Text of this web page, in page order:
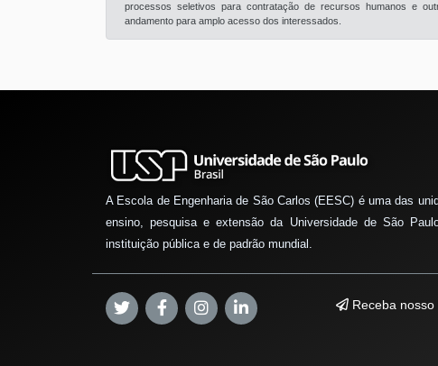
processos seletivos para contratação de recursos humanos e
andamento para amplo acesso dos interessados.
A Escola de Engenharia de São Carlos (EESC) é uma das
ensino, pesquisa e extensão da Universidade de São
instituição pública e de padrão mundial.
Receba nosso